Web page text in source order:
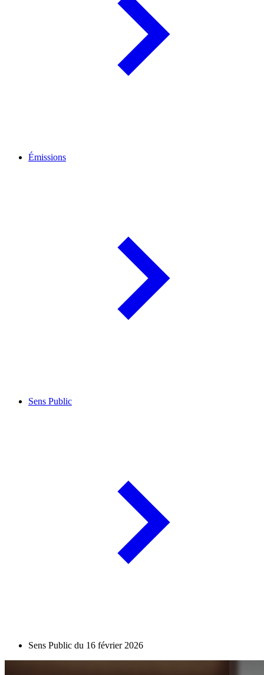
Émissions
Sens Public
Sens Public du 16 février 2026